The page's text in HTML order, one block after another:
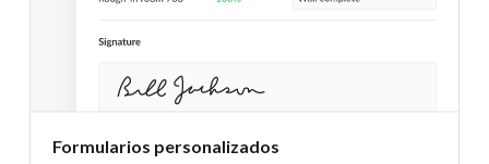
Formularios personalizados